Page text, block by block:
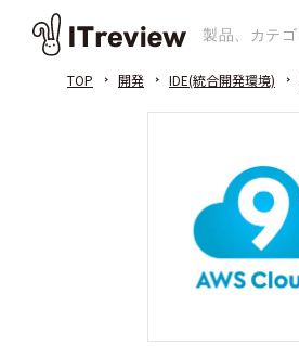
TOP 開発 IDE(統合開発環境)